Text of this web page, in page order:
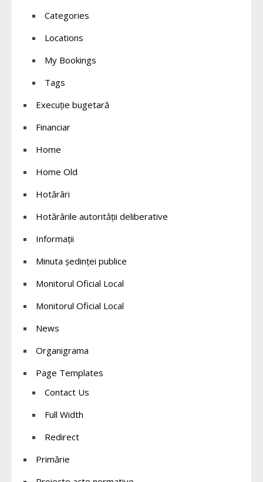
Categories
Locations
My Bookings
Tags
Execuție bugetară
Financiar
Home
Home Old
Hotărâri
Hotărârile autorității deliberative
Informații
Minuta ședinței publice
Monitorul Oficial Local
Monitorul Oficial Local
News
Organigrama
Page Templates
Contact Us
Full Width
Redirect
Primărie